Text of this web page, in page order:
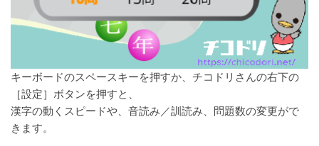
キーボードのスペースキーを押すか、チコドリさんの右下の
［設定］ボタンを押すと、
漢字の動くスピードや、音読み／訓読み、問題数の変更がで
きます。